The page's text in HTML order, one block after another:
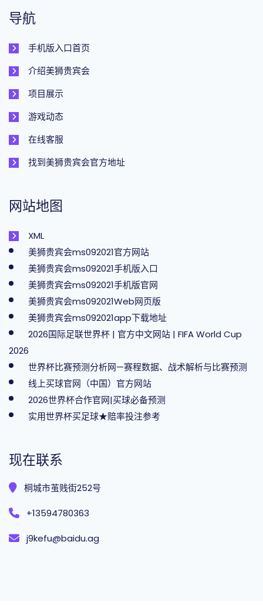
导航
手机版入口首页
介绍美狮贵宾会
项目展示
游戏动态
在线客服
找到美狮贵宾会官方地址
网站地图
XML
美狮贵宾会ms092021官方网站
美狮贵宾会ms092021手机版入口
美狮贵宾会ms092021手机版官网
美狮贵宾会ms092021Web网页版
美狮贵宾会ms092021app下载地址
2026国际足联世界杯 | 官方中文网站 | FIFA World Cup
2026
世界杯比赛预测分析网—赛程数据、战术解析与比赛预测
线上买球官网（中国）官方网站
2026世界杯合作官网|买球必备预测
实用世界杯买足球★赔率投注参考
现在联系
桐城市茧贱街252号
+13594780363
j9kefu@baidu.ag